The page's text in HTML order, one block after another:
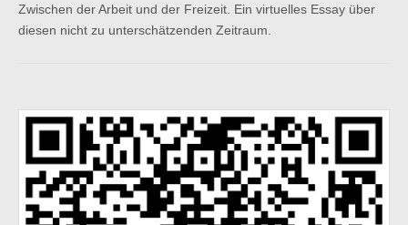
Zwischen der Arbeit und der Freizeit. Ein virtuelles Essay über
diesen nicht zu unterschätzenden Zeitraum.